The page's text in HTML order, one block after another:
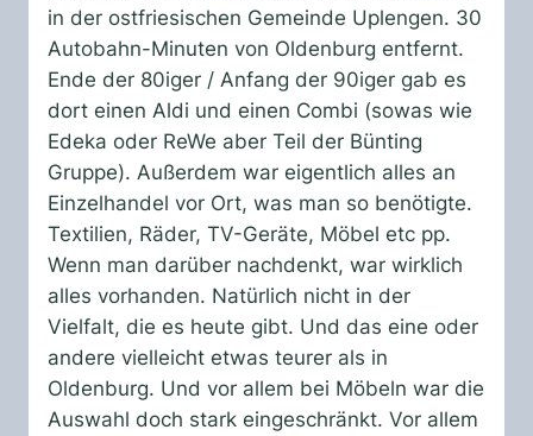
in der ostfriesischen Gemeinde Uplengen. 30
Autobahn-Minuten von Oldenburg entfernt.
Ende der 80iger / Anfang der 90iger gab es
dort einen Aldi und einen Combi (sowas wie
Edeka oder ReWe aber Teil der Bünting
Gruppe). Außerdem war eigentlich alles an
Einzelhandel vor Ort, was man so benötigte.
Textilien, Räder, TV-Geräte, Möbel etc pp.
Wenn man darüber nachdenkt, war wirklich
alles vorhanden. Natürlich nicht in der
Vielfalt, die es heute gibt. Und das eine oder
andere vielleicht etwas teurer als in
Oldenburg. Und vor allem bei Möbeln war die
Auswahl doch stark eingeschränkt. Vor allem